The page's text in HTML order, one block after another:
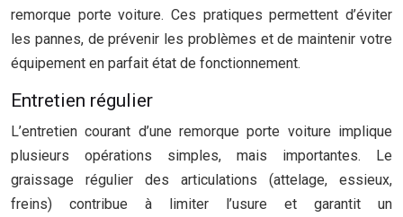
remorque porte voiture. Ces pratiques permettent d’éviter
les pannes, de prévenir les problèmes et de maintenir votre
équipement en parfait état de fonctionnement.
Entretien régulier
L’entretien courant d’une remorque porte voiture implique
plusieurs opérations simples, mais importantes. Le
graissage régulier des articulations (attelage, essieux,
freins) contribue à limiter l’usure et garantit un